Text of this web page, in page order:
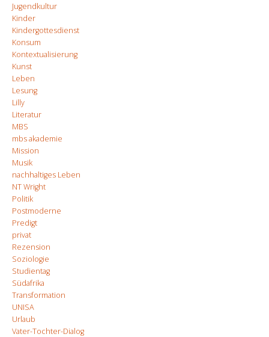
Jugendkultur
Kinder
Kindergottesdienst
Konsum
Kontextualisierung
Kunst
Leben
Lesung
Lilly
Literatur
MBS
mbs akademie
Mission
Musik
nachhaltiges Leben
NT Wright
Politik
Postmoderne
Predigt
privat
Rezension
Soziologie
Studientag
Südafrika
Transformation
UNISA
Urlaub
Vater-Tochter-Dialog